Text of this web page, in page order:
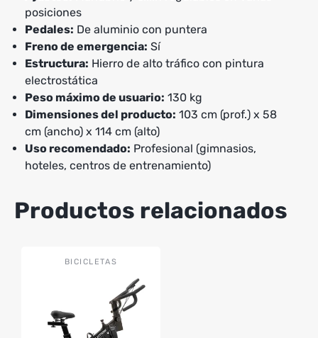
posiciones
Pedales: De aluminio con puntera
Freno de emergencia: Sí
Estructura: Hierro de alto tráfico con pintura
electrostática
Peso máximo de usuario: 130 kg
Dimensiones del producto: 103 cm (prof.) x 58
cm (ancho) x 114 cm (alto)
Uso recomendado: Profesional (gimnasios,
hoteles, centros de entrenamiento)
Productos relacionados
BICICLETAS